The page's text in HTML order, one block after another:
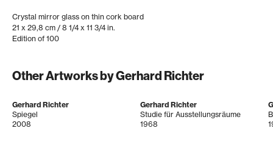
Crystal mirror glass on thin cork board
21 x 29,8 cm / 8 1/4 x 11 3/4 in.
Edition of 100
Other Artworks by Gerhard Richter
Gerhard Richter
Spiegel
2008
Gerhard Richter
Studie für Ausstellungsräume
1968